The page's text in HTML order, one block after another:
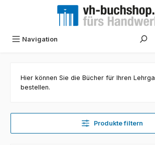
Zum Hauptinhalt springen
Navigation
Hier können Sie die Bücher für Ihren
bestellen.
Produkte filtern